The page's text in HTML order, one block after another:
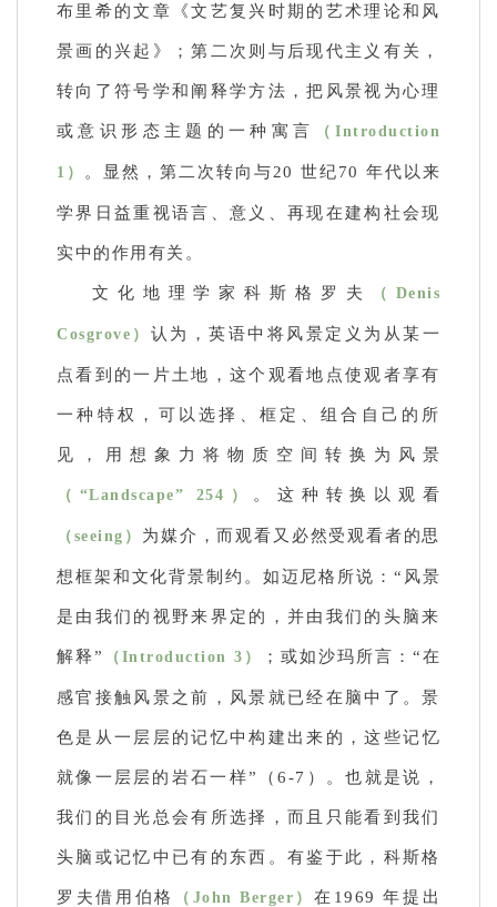
布里希的文章《文艺复兴时期的艺术理论和风
景画的兴起》；第二次则与后现代主义有关，
转向了符号学和阐释学方法，把风景视为心理
或意识形态主题的一种寓言 （Introduction
1） 。显然，第二次转向与20 世纪70 年代以来
学界日益重视语言、意义、再现在建构社会现
实中的作用有关。
文化地理学家科斯格罗夫 （Denis
Cosgrove） 认为，英语中将风景定义为从某一
点看到的一片土地，这个观看地点使观者享有
一种特权，可以选择、框定、组合自己的所
见，用想象力将物质空间转换为风景
（“Landscape” 254） 。这种转换以观看
（seeing） 为媒介，而观看又必然受观看者的思
想框架和文化背景制约。如迈尼格所说：“风景
是由我们的视野来界定的，并由我们的头脑来
解释” （Introduction 3） ；或如沙玛所言：“在
感官接触风景之前，风景就已经在脑中了。景
色是从一层层的记忆中构建出来的，这些记忆
就像一层层的岩石一样”（6-7）。也就是说，
我们的目光总会有所选择，而且只能看到我们
头脑或记忆中已有的东西。有鉴于此，科斯格
罗夫借用伯格 （John Berger） 在1969 年提出